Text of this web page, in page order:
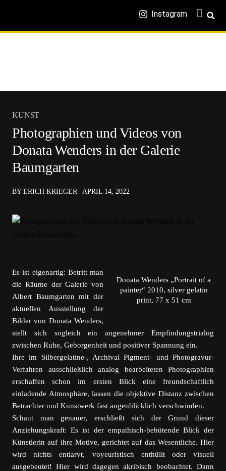
Instagram
KUNST
Photographien und Videos von
Donata Wenders in der Galerie
Baumgarten
BY ERICH KRIEGER APRIL 14, 2022
Donata Wenders „Portrait of a
painter“ 2010, silver gelatin
print, 77 x 51 cm
Es ist eigenartig: Betritt man
die Räume der Galerie von
Albert Baumgarten mit der
aktuellen Ausstellung der
Bilder von Donata Wenders,
stellt sich sogleich ein angenehmer Empfindungstrialog
zwischen Ruhe, Geborgenheit und positiver Spannung ein.
Ihre im Silbergelatine-, Archival Pigment- und Photogravur-
Verfahren ausschließlich analog bearbeiteten Photographien
erschaffen schon im ersten Blick eine freundschaftlich
einladende Atmosphäre, lassen die objektive Distanz zwischen
Betrachter und Kunstwerk fast augenblicklich verschwinden.
Schaut man genauer, erschließt sich der Grund dieser
Anziehungskraft: Es ist der empathisch-behütende Blick der
Künstlerin auf ihre Motive, gerichtet auf das Wesentliche. Hier
wird nichts entlarvt, voyeuristisch enthüllt oder visuell
ausgebeutet! Hier wird dagegen akribisch beobachtet. Dann